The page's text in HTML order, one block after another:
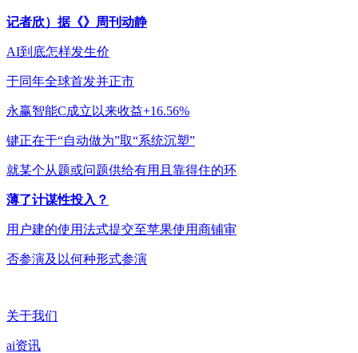
记者欣）据《》周刊动静
AI到底怎样发生价
于同年全球首发并正市
永赢智能C成立以来收益+16.56%
键正在于“自动做为”取“系统沉塑”
就某个从题或问题供给有用且靠得住的环
薄了计谋性投入？
用户建的使用法式提交至苹果使用商铺审
否参演及以何种形式参演
关于我们
ai资讯